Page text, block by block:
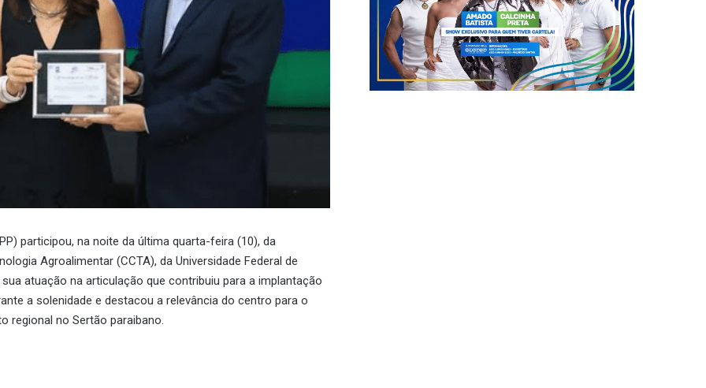
participou, na noite da última quarta-feira (10), da
Agroalimentar (CCTA), da Universidade Federal de
atuação na articulação que contribuiu para a implantação
a solenidade e destacou a relevância do centro para o
regional no Sertão paraibano.